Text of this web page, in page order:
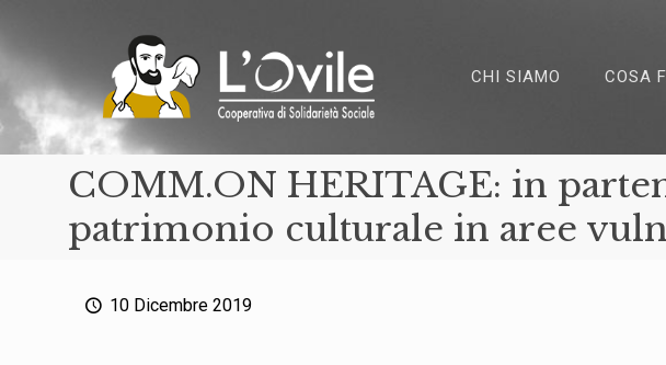
CHI SIAMO COSA
COMM.ON HERITAGE: in
patrimonio culturale in aree
10 Dicembre 2019